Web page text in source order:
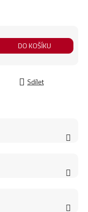
DO KOŠÍKU
Sdílet